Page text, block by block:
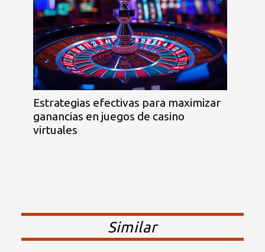
Estrategias efectivas para maximizar
ganancias en juegos de casino
virtuales
Similar